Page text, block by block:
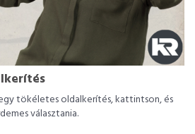
tökéletes oldalkerítés, kattintson, és
választania.